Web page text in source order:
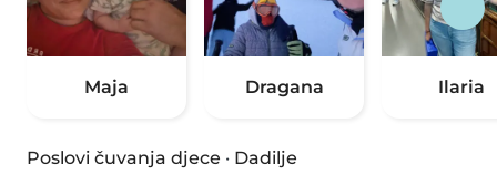
Maja Dragana Ilaria
Poslovi čuvanja djece · Dadilje